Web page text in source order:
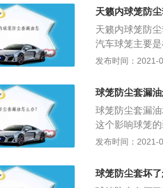
是直接与变速
连接的。球笼
如果球笼的密
油。如果球笼
会出现磨损现
来检查一下，
汽车上的传动
行。
天籁内球笼防
天籁内球笼防
汽车球笼主要
检查外球笼的
个轴插入内花
要专用的设备才
发布时间：2021-
球笼防尘套漏
球笼防尘套漏
这个影响球笼
挡有所差别；2
材料、热处理
发布时间：2021-
球笼防尘套坏